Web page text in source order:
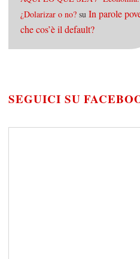
¿Dolarizar o no? su In parole
che cos’è il default?
SEGUICI SU